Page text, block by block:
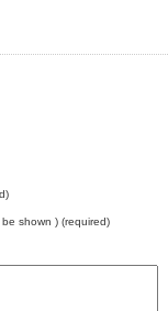
shown ) (required)